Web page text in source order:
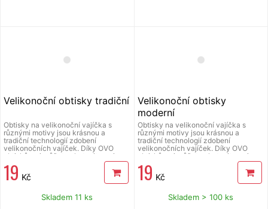
Velikonoční obtisky tradiční
Obtisky na velikonoční vajíčka s
různými motivy jsou krásnou a
tradiční technologií zdobení
velikonočních vajíček. Díky OVO
obtiskům si můžete zhotovit sami a
jednoduše vlastní velikonoční
výzdobu v různých stylech. Zasíláme
různé motivy dle skladové
19 Kč
Skladem 11 ks
Velikonoční obtisky
moderní
Obtisky na velikonoční vajíčka s
různými motivy jsou krásnou a
tradiční technologií zdobení
velikonočních vajíček. Díky OVO
obtiskům si můžete zhotovit sami a
jednoduše vlastní velikonoční
výzdobu v různých stylech. Zasíláme
různé motivy dle skladové
19 Kč
Skladem > 100 ks